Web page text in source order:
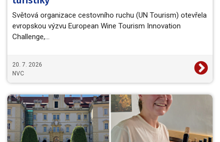
Světová organizace cestovního ruchu (UN Tourism) otevřela
evropskou výzvu European Wine Tourism Innovation
Challenge,…
20. 7. 2026
NVC